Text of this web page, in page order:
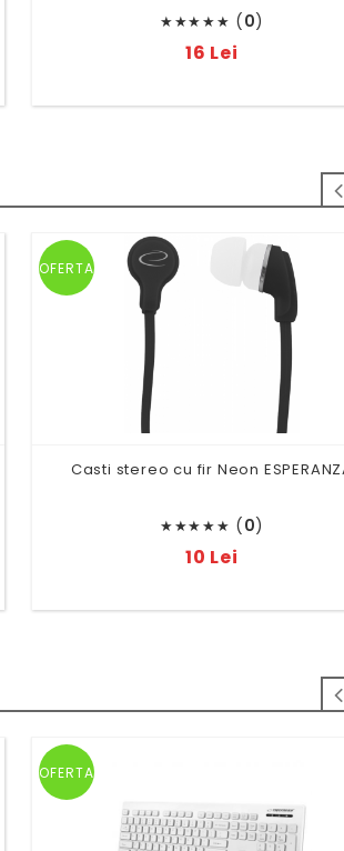
★★★★★ (0)
16 Lei
OFERTA
Casti stereo cu fir Neon
★★★★★ (0)
10 Lei
OFERTA